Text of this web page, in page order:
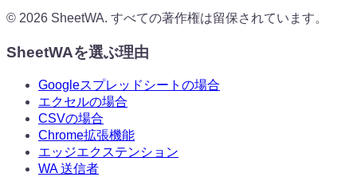
© 2026 SheetWA. すべての著作権は留保されています。
SheetWAを選ぶ理由
Googleスプレッドシートの場合
エクセルの場合
CSVの場合
Chrome拡張機能
エッジエクステンション
WA 送信者